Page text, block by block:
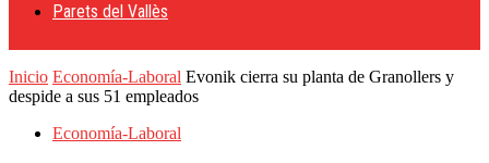
Parets del Vallès
Inicio Economía-Laboral Evonik cierra su planta de Granollers y
despide a sus 51 empleados
Economía-Laboral